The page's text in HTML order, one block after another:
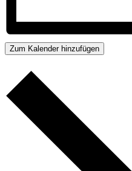
Zum Kalender hinzufügen